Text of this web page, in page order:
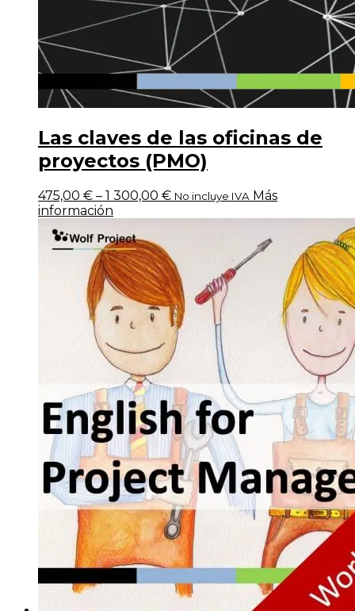
Las claves de las oficinas de
proyectos (PMO)
475,00 € – 1 300,00 € No incluye IVA Más
información